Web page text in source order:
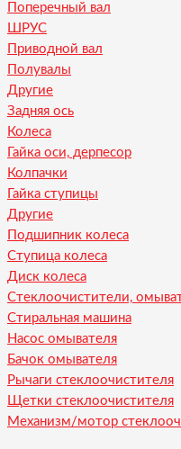
Поперечный вал
ШРУС
Приводной вал
Полувалы
Другие
Задняя ось
Колеса
Гайка оси, дерпесор
Колпачки
Гайка ступицы
Другие
Подшипник колеса
Ступица колеса
Диск колеса
Стеклоочистители,
Стиральная машина
Насос омывателя
Бачок омывателя
Рычаги стеклоочистителя
Щетки стеклоочистителя
Механизм/мотор